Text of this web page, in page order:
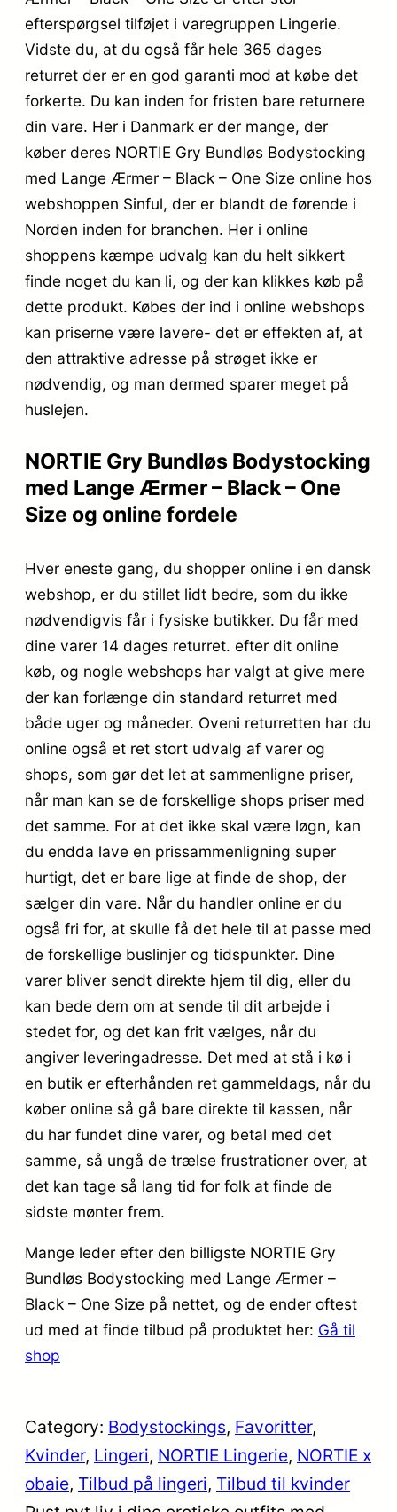
efterspørgsel tilføjet i varegruppen Lingerie.
Vidste du, at du også får hele 365 dages
returret der er en god garanti mod at købe det
forkerte. Du kan inden for fristen bare returnere
din vare. Her i Danmark er der mange, der
køber deres NORTIE Gry Bundløs Bodystocking
med Lange Ærmer – Black – One Size online hos
webshoppen Sinful, der er blandt de førende i
Norden inden for branchen. Her i online
shoppens kæmpe udvalg kan du helt sikkert
finde noget du kan li, og der kan klikkes køb på
dette produkt. Købes der ind i online webshops
kan priserne være lavere- det er effekten af, at
den attraktive adresse på strøget ikke er
nødvendig, og man dermed sparer meget på
huslejen.
NORTIE Gry Bundløs Bodystocking
med Lange Ærmer – Black – One
Size og online fordele
Hver eneste gang, du shopper online i en dansk
webshop, er du stillet lidt bedre, som du ikke
nødvendigvis får i fysiske butikker. Du får med
dine varer 14 dages returret. efter dit online
køb, og nogle webshops har valgt at give mere
der kan forlænge din standard returret med
både uger og måneder. Oveni returretten har du
online også et ret stort udvalg af varer og
shops, som gør det let at sammenligne priser,
når man kan se de forskellige shops priser med
det samme. For at det ikke skal være løgn, kan
du endda lave en prissammenligning super
hurtigt, det er bare lige at finde de shop, der
sælger din vare. Når du handler online er du
også fri for, at skulle få det hele til at passe med
de forskellige buslinjer og tidspunkter. Dine
varer bliver sendt direkte hjem til dig, eller du
kan bede dem om at sende til dit arbejde i
stedet for, og det kan frit vælges, når du
angiver leveringadresse. Det med at stå i kø i
en butik er efterhånden ret gammeldags, når du
køber online så gå bare direkte til kassen, når
du har fundet dine varer, og betal med det
samme, så ungå de trælse frustrationer over, at
det kan tage så lang tid for folk at finde de
sidste mønter frem.
Mange leder efter den billigste NORTIE Gry
Bundløs Bodystocking med Lange Ærmer –
Black – One Size på nettet, og de ender oftest
ud med at finde tilbud på produktet her: Gå til
shop
Category: Bodystockings, Favoritter
Kvinder, Lingeri, NORTIE Lingerie, NORTIE x
obaie, Tilbud på lingeri, Tilbud til kvinder